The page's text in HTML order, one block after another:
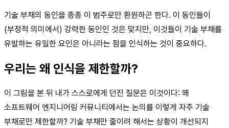
기술 부채의 동인을 종종 이 범주로만 환원하곤 한다. 이 동인들이
(부정적 의미에서) 강력한 동인인 것은 맞지만, 이것들이 기술 부채를
유발하는 유일한 요인은 아니라는 점을 인식하는 것이 중요하다.
우리는 왜 인식을 제한할까?
이 그림을 본 뒤 내가 스스로에게 던진 질문은 이것이다: 왜
소프트웨어 엔지니어링 커뮤니티에서는 논의를 이렇게 자주 기술
부채로만 제한할까? 기술 부채만 줄이려 해서는 상황이 개선되지